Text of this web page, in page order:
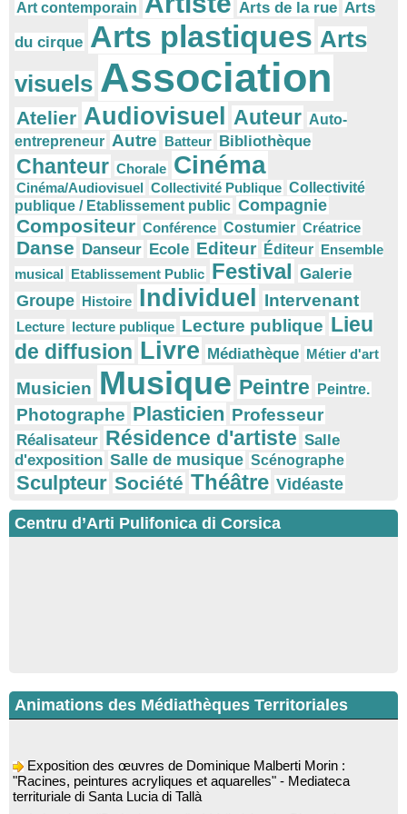
Art contemporain Arts de la rue Arts
du cirque Arts plastiques Arts
visuels Association
Atelier Audiovisuel Auteur Auto-
entrepreneur Autre Batteur Bibliothèque
Chanteur Chorale Cinéma
Cinéma/Audiovisuel Collectivité Publique Collectivité
publique / Etablissement public Compagnie
Compositeur Conférence Costumier Créatrice
Danse Danseur Ecole Editeur Éditeur Ensemble
musical Etablissement Public Festival Galerie
Groupe Histoire Individuel Intervenant
Lecture lecture publique Lecture publique Lieu
de diffusion Livre Médiathèque Métier d'art
Musicien Musique Peintre Peintre.
Photographe Plasticien Professeur
Réalisateur Résidence d'artiste Salle
d'exposition Salle de musique Scénographe
Sculpteur Société Théâtre Vidéaste
Centru d’Arti Pulifonica di Corsica
Animations des Médiathèques Territoriales
"Racines, peintures acryliques et aquarelles" - Mediateca
territuriale di Santa Lucia di Tallà